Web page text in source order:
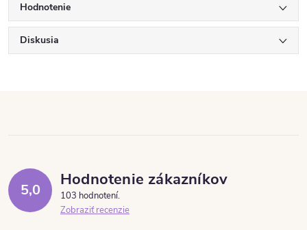
Hodnotenie
Diskusia
5,0
Hodnotenie zákazníkov
103 hodnotení
Zobraziť recenzie